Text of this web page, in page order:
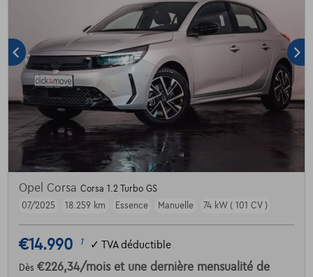
Opel Corsa Corsa 1.2 Turbo GS
07/2025
18.259 km Essence Manuelle 74 kW ( 101 CV )
€14.990 1 ✓ TVA déductible
Dès €226,34/mois et une dernière mensualité de